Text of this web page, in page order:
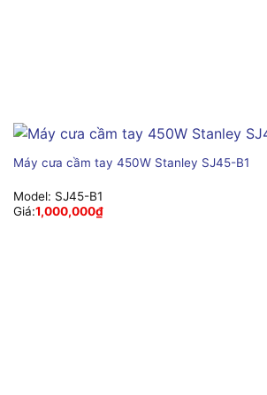
Máy cưa cầm tay 450W Stanley SJ45-B1
Model: SJ45-B1
Giá:1,000,000₫